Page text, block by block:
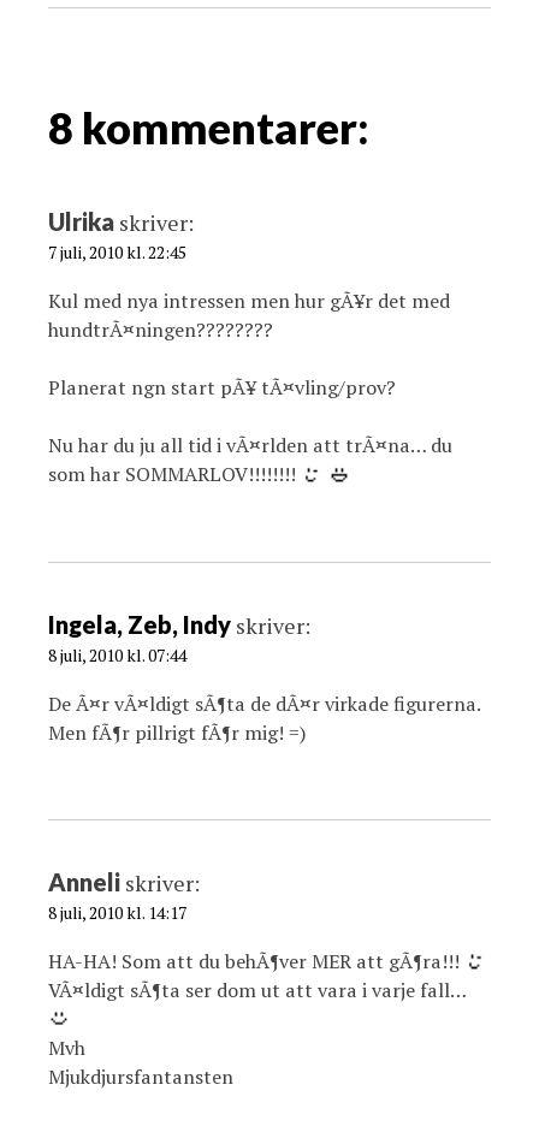
a
g
a
i
o
8 kommentarer:
Ulrika skriver:
7 juli, 2010 kl. 22:45
Kul med nya intressen men hur gÃ¥r det med
hundtrÃ¤ningen????????
Planerat ngn start pÃ¥ tÃ¤vling/prov?
Nu har du ju all tid i vÃ¤rlden att trÃ¤na… du
som har SOMMARLOV!!!!!!!!
Ingela, Zeb, Indy skriver:
8 juli, 2010 kl. 07:44
De Ã¤r vÃ¤ldigt sÃ¶ta de dÃ¤r virkade figurerna.
Men fÃ¶r pillrigt fÃ¶r mig! =)
Anneli skriver:
8 juli, 2010 kl. 14:17
HA-HA! Som att du behÃ¶ver MER att gÃ¶ra!!!
VÃ¤ldigt sÃ¶ta ser dom ut att vara i varje fall…
Mvh
Mjukdjursfantansten